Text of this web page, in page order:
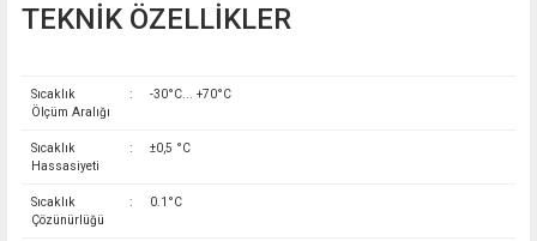
TEKNİK ÖZELLİKLER
Sıcaklık
Ölçüm Aralığı
: -30°C... +70°C
Sıcaklık
Hassasiyeti
: ±0,5 °C
Sıcaklık
Çözünürlüğü
: 0.1°C